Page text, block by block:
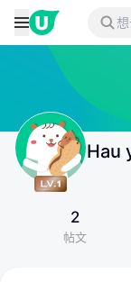
Hau
2
帖文